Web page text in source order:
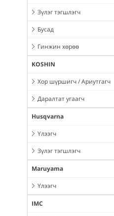
Зүлэг тэгшлэгч
Бусад
Гинжин хөрөө
KOSHIN
Хор шүршигч / Ариутгагч
Даралтат угаагч
Husqvarna
Үлээгч
Зүлэг тэгшлэгч
Maruyama
Үлээгч
IMC